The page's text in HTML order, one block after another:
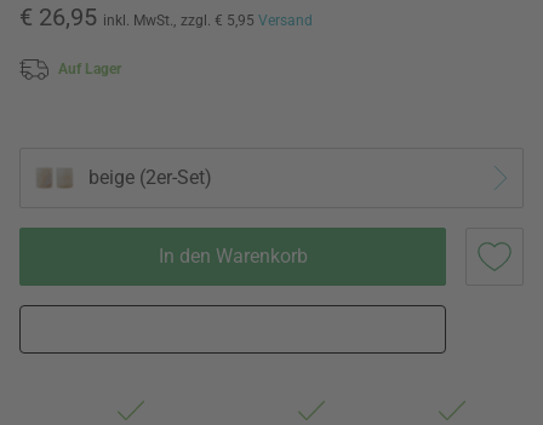
€ 26,95 inkl. MwSt., zzgl. € 5,95 Versand
Auf Lager
beige (2er-Set)
In den Warenkorb